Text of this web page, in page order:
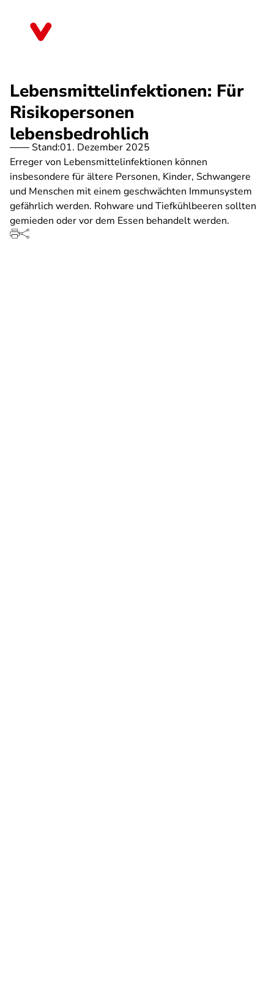
Lebensmittelinfektionen: Für
Risikopersonen
lebensbedrohlich
Stand:01. Dezember 2025
Erreger von Lebensmittelinfektionen können
insbesondere für ältere Personen, Kinder, Schwangere
und Menschen mit einem geschwächten Immunsystem
gefährlich werden. Rohware und Tiefkühlbeeren sollten
gemieden oder vor dem Essen behandelt werden.